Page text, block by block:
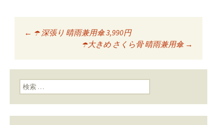
投稿ナビゲーショ
ン
← ☂️ 深張り 晴雨兼用傘 3,990円
☂️大きめ さくら骨 晴雨兼用傘 →
検索: